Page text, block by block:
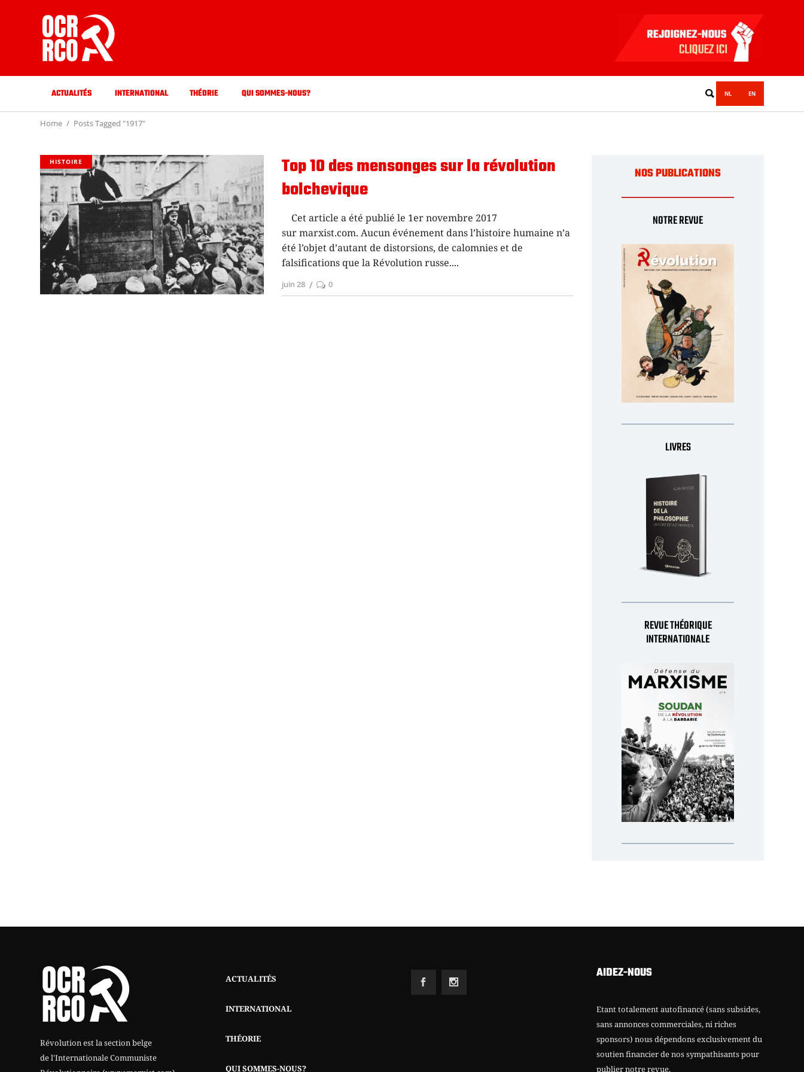
ACTUALITÉS INTERNATIONAL THÉORIE QUI SOMMES-NOUS? NL EN
Home Posts Tagged "1917"
HISTOIRE
Top 10 des mensonges sur la révolution
bolchevique
Cet article a été publié le 1er novembre 2017
sur marxist.com. Aucun événement dans l’histoire humaine n’a
été l’objet d’autant de distorsions, de calomnies et de
falsifications que la Révolution russe.
juin 28 0
NOS PUBLICATIONS
NOTRE REVUE
LIVRES
REVUE THÉORIQUE
INTERNATIONALE
Révolution est la section belge
de l'Internationale Communiste
ACTUALITÉS
INTERNATIONAL
THÉORIE
QUI SOMMES-NOUS?
AIDEZ-NOUS
Etant totalement autofinancé (sans subsides,
sans annonces commerciales, ni riches
sponsors) nous dépendons exclusivement du
soutien financier de nos sympathisants pour
publier notre revue.